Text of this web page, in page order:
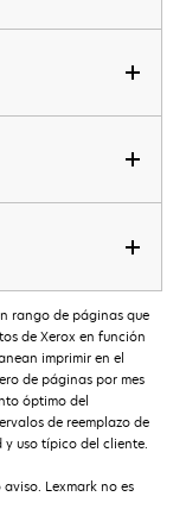
rango de páginas que
de Xerox en función
imprimir en el
de páginas por mes
óptimo del
de reemplazo de
uso típico del cliente.
Lexmark no es